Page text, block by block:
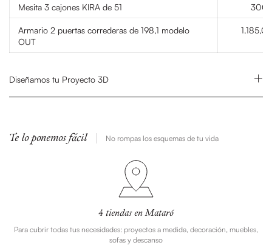
Mesita 3 cajones KIRA de 51
Armario 2 puertas correderas de 198,1 modelo
OUT
Diseñamos tu Proyecto 3D
Te lo ponemos fácil No rompas los esquemas de tu vida
4 tiendas en Mataró
Para cubrir todas tus necesidades: proyectos a medida, decoración, muebles,
sofas y descanso